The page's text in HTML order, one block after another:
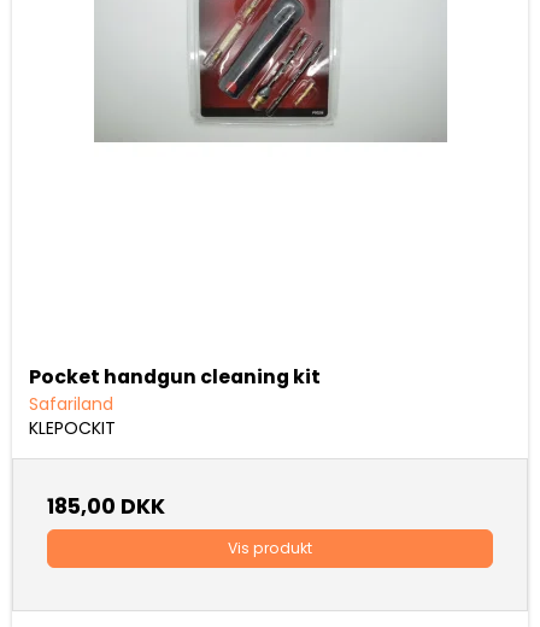
Pocket handgun cleaning kit
Safariland
KLEPOCKIT
185,00 DKK
Vis produkt